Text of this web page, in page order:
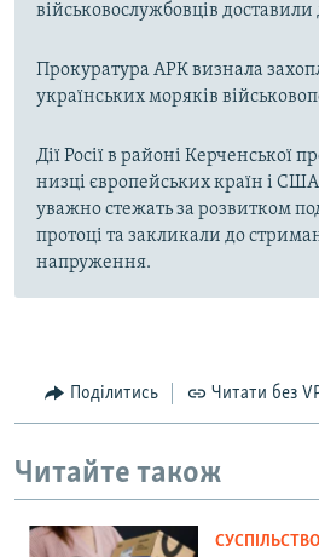
військовослужбовців
Прокуратура АРК визнала
українських моряків
Дії Росії в районі Керченської
низці європейських країн і
уважно стежать за розвитком
протоці та закликали до
напруження.
Поділитись Читати без
Читайте також
СУСПІЛЬСТВО